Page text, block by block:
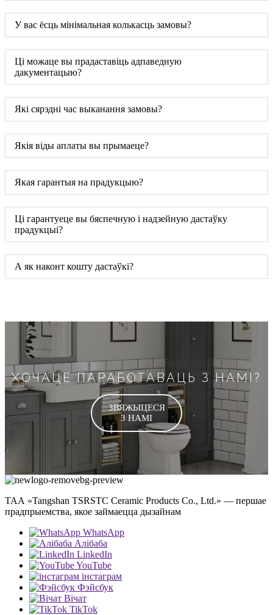
У вас ёсць мінімальная колькасць замовы?
Ці можаце вы прадаставіць адпаведную
дакументацыю?
Які сярэдні час выканання замовы?
Якія віды аплаты вы прымаеце?
Якая гарантыя на прадукцыю?
Ці гарантуеце вы бяспечную і надзейную дастаўку
прадукцыі?
А як наконт кошту дастаўкі?
ХОЧАЦЕ ПАРАБОТАВАЦЬ З НАМІ?
ЗВЯЖЫЦЕСЯ
З НАМІ
ТАА «Tangshan TSRSTC Ceramic Products Co., Ltd.» — першае
прадпрыемства, якое займаецца дызайнам
WhatsApp
Алібаба
LinkedIn
YouTube
інстаграм
Фэйсбук
Вічат
TikTok